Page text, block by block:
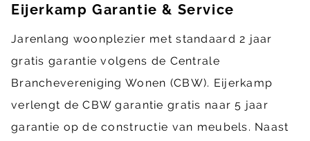
Eijerkamp Garantie & Service
Jarenlang woonplezier met standaard 2 jaar
gratis garantie volgens de Centrale
Branchevereniging Wonen (CBW). Eijerkamp
verlengt de CBW garantie gratis naar 5 jaar
garantie op de constructie van meubels. Naast